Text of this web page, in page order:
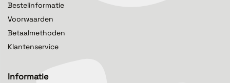
Bestelinformatie
Voorwaarden
Betaalmethoden
Klantenservice
Informatie